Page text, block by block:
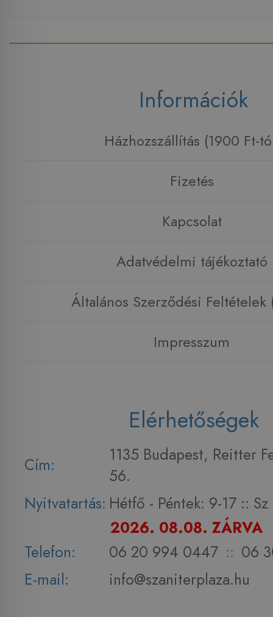
Információk
Házhozszállítás (1900 Ft-
Fizetés
Kapcsolat
Adatvédelmi tájékoztató
Általános Szerződési Feltételek
Impresszum
Elérhetőségek
Cím:
1135 Budapest, Reitter
56.
Nyitvatartás: Hétfő - Péntek: 9-17 :: Sz
2026. 08.08. ZÁRVA
Telefon:
06 20 994 0447 :: 06
E-mail:
info@szaniterplaza.hu